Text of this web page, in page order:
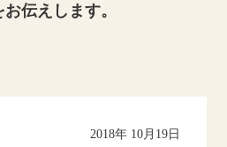
伝えします。
2018年 10月19日